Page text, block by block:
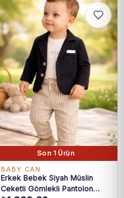
Son 1 Ürün
BABY CAN
Erkek Bebek Siyah Müslin
Ceketli Gömlekli Pantolon